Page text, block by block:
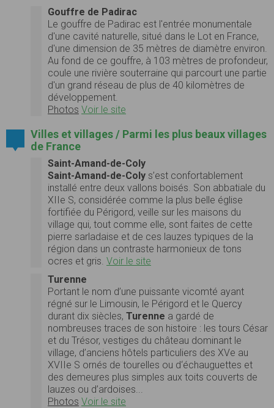
Gouffre de Padirac
Le gouffre de Padirac est l'entrée monumentale
d'une cavité naturelle, situé dans le Lot en France,
d'une dimension de 35 mètres de diamètre environ.
Au fond de ce gouffre, à 103 mètres de profondeur,
coule une rivière souterraine qui parcourt une partie
d'un grand réseau de plus de 40 kilomètres de
développement.
Photos Voir le site
Villes et villages / Parmi les plus beaux villages
de France
Saint-Amand-de-Coly
Saint-Amand-de-Coly s’est confortablement
installé entre deux vallons boisés. Son abbatiale du
XIIe S, considérée comme la plus belle église
fortifiée du Périgord, veille sur les maisons du
village qui, tout comme elle, sont faites de cette
pierre sarladaise et de ces lauzes typiques de la
région dans un contraste harmonieux de tons
ocres et gris. Voir le site
Turenne
Portant le nom d’une puissante vicomté ayant
régné sur le Limousin, le Périgord et le Quercy
durant dix siècles, Turenne a gardé de
nombreuses traces de son histoire : les tours César
et du Trésor, vestiges du château dominant le
village, d’anciens hôtels particuliers des XVe au
XVIIe S ornés de tourelles ou d‘échauguettes et
des demeures plus simples aux toits couverts de
lauzes ou d’ardoises...
Photos Voir le site